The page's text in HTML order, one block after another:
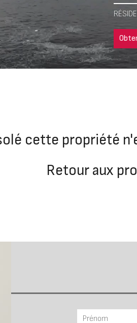
cette propriété
Retour aux